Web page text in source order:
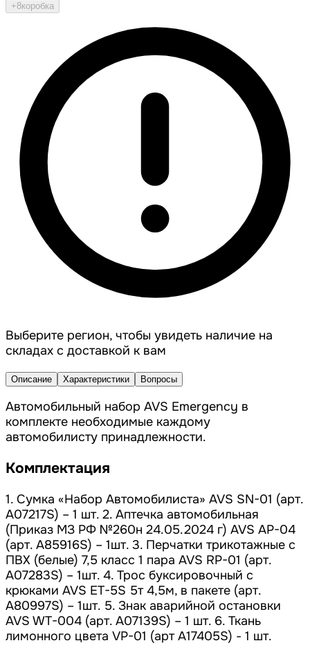
+8коробка
Выберите регион, чтобы увидеть наличие на
складах с доставкой к вам
Описание Характеристики Вопросы
Автомобильный набор AVS Emergency в
комплекте необходимые каждому
автомобилисту принадлежности.
Комплектация
1. Сумка «Набор Автомобилиста» AVS SN-01 (арт.
A07217S) – 1 шт. 2. Аптечка автомобильная
(Приказ МЗ РФ №260н 24.05.2024 г) AVS AP-04
(арт. A85916S) – 1шт. 3. Перчатки трикотажные с
ПВХ (белые) 7,5 класс 1 пара AVS RP-01 (арт.
A07283S) – 1шт. 4. Трос буксировочный с
крюками AVS ET-5S 5т 4,5м, в пакете (арт.
A80997S) – 1шт. 5. Знак аварийной остановки
AVS WT-004 (арт. A07139S) – 1 шт. 6. Ткань
лимонного цвета VP-01 (арт А17405S) - 1 шт.